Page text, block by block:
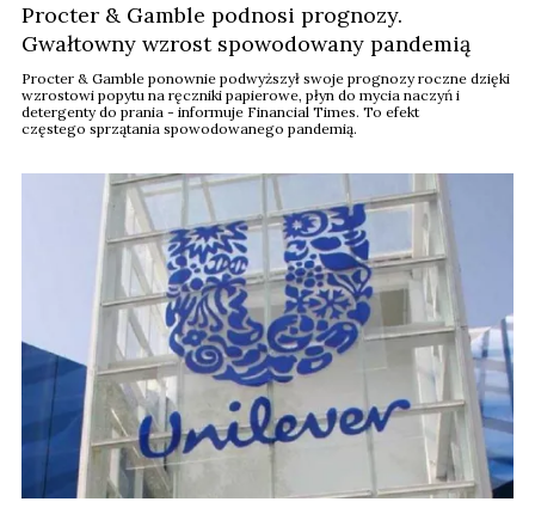
Procter & Gamble podnosi prognozy.
Gwałtowny wzrost spowodowany pandemią
Procter & Gamble ponownie podwyższył swoje prognozy roczne dzięki
wzrostowi popytu na ręczniki papierowe, płyn do mycia naczyń i
detergenty do prania - informuje Financial Times. To efekt
częstego sprzątania spowodowanego pandemią.